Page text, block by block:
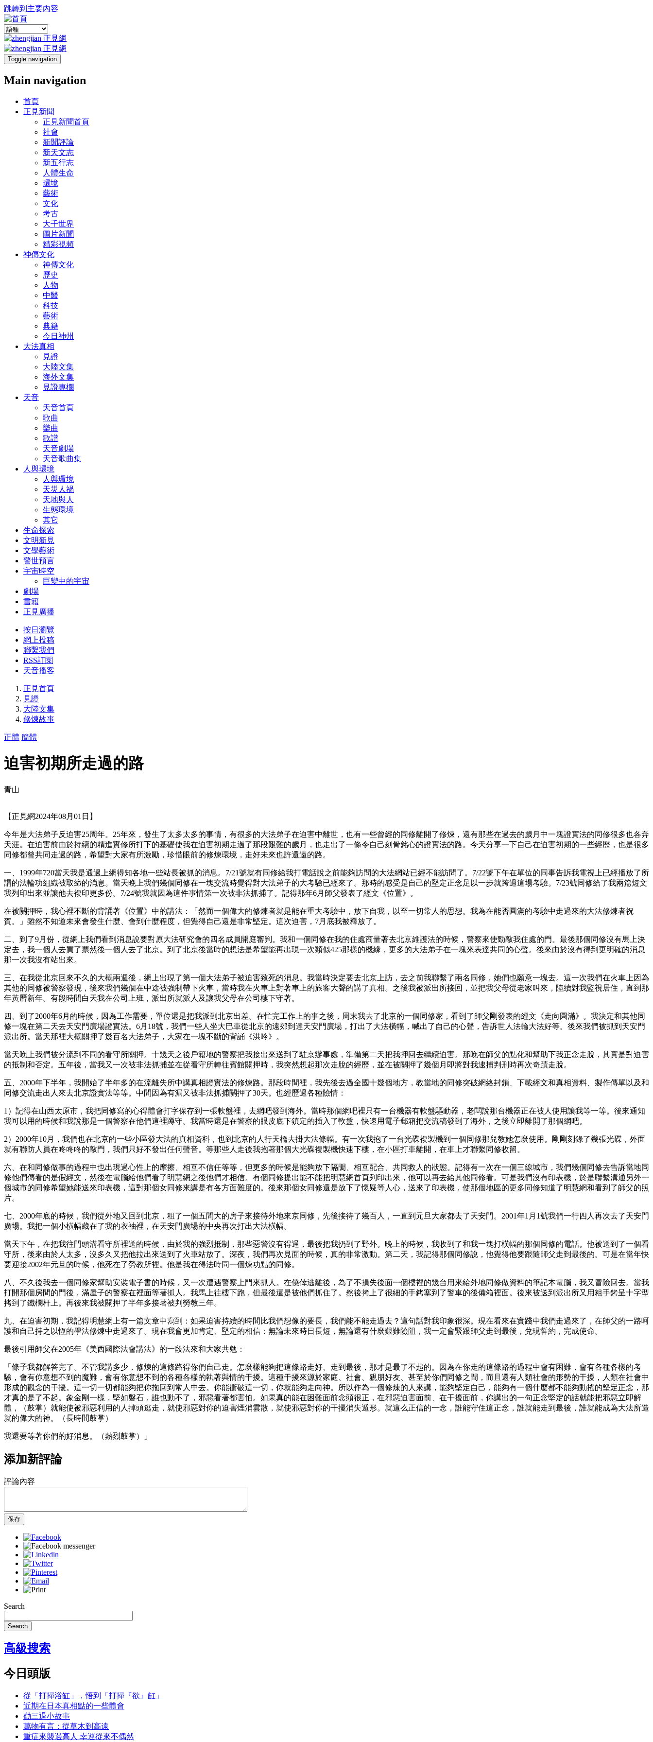
跳轉到主要內容
Toggle navigation
Main navigation
首頁
正見新聞
正見新聞首頁
社會
新聞評論
新天文志
新五行志
人體生命
環境
藝術
文化
考古
大千世界
圖片新聞
精彩視頻
神傳文化
神傳文化
歷史
人物
中醫
科技
藝術
典籍
今日神州
大法真相
見證
大陸文集
海外文集
見證專欄
天音
天音首頁
歌曲
樂曲
歌譜
天音劇場
天音歌曲集
人與環境
人與環境
天災人禍
天地與人
生態環境
其它
生命探索
文明新見
文學藝術
警世預言
宇宙時空
巨變中的宇宙
劇場
書籍
正見廣播
按日瀏覽
網上投稿
聯繫我們
RSS訂閱
天音播客
正見首頁
見證
大陸文集
修煉故事
正體 簡體
迫害初期所走過的路
青山
【正見網2024年08月01日】
今年是大法弟子反迫害25周年。25年來，發生了太多太多的事情，有很多的大法弟子在迫害中離世，也有一些曾經的同修離開了修煉，還有那些在過去的歲月中一塊證實法的同修很多也各奔
天涯。在迫害前由於持續的精進實修所打下的基礎使我在迫害初期走過了那段艱難的歲月，也走出了一條令自己刻骨銘心的證實法的路。今天分享一下自己在迫害初期的一些經歷，也是很多
同修都曾共同走過的路，希望對大家有所激勵，珍惜眼前的修煉環境，走好未來也許還遠的路。
一、1999年720當天我是通過上網得知各地一些站長被抓的消息。7/21號就有同修給我打電話說之前能夠訪問的大法網站已經不能訪問了。7/22號下午在單位的同事告訴我電視上已經播放了所
謂的法輪功組織被取締的消息。當天晚上我們幾個同修在一塊交流時覺得對大法弟子的大考驗已經來了。那時的感受是自己的堅定正念足以一步就跨過這場考驗。7/23號同修給了我兩篇短文
我列印出來並讓他去複印更多份。7/24號我就因為這件事情第一次被非法抓捕了。記得那年6月師父發表了經文《位置》。
在被關押時，我心裡不斷的背誦著《位置》中的講法：「然而一個偉大的修煉者就是能在重大考驗中，放下自我，以至一切常人的思想。我為在能否圓滿的考驗中走過來的大法修煉者祝
賀。」雖然不知道未來會發生什麼、會到什麼程度，但覺得自己還是非常堅定。這次迫害，7月底我被釋放了。
二、到了9月份，從網上我們看到消息說要對原大法研究會的四名成員開庭審判。我和一個同修在我的住處商量著去北京維護法的時候，警察來使勁敲我住處的門。最後那個同修沒有馬上決
定去，我一個人去買了票然後一個人去了北京。到了北京後當時的想法是希望能再出現一次類似425那樣的機緣，更多的大法弟子在一塊來表達共同的心聲。後來由於沒有得到更明確的消息
那一次我沒有站出來。
三、在我從北京回來不久的大概兩週後，網上出現了第一個大法弟子被迫害致死的消息。我當時決定要去北京上訪，去之前我聯繫了兩名同修，她們也願意一塊去。這一次我們在火車上因為
其他的同修被警察發現，後來我們幾個在中途被強制帶下火車，當時我在火車上對著車上的旅客大聲的講了真相。之後我被派出所接回，並把我父母從老家叫來，陸續對我監視居住，直到那
年黃曆新年。有段時間白天我在公司上班，派出所就派人及讓我父母在公司樓下守著。
四、到了2000年6月的時候，因為工作需要，單位還是把我派到北京出差。在忙完工作上的事之後，周末我去了北京的一個同修家，看到了師父剛發表的經文《走向圓滿》。我決定和其他同
修一塊在第二天去天安門廣場證實法。6月18號，我們一些人坐大巴車從北京的遠郊到達天安門廣場，打出了大法橫幅，喊出了自己的心聲，告訴世人法輪大法好等。後來我們被抓到天安門
派出所。當天那裡大概關押了幾百名大法弟子，大家在一塊不斷的背誦《洪吟》。
當天晚上我們被分流到不同的看守所關押。十幾天之後戶籍地的警察把我接出來送到了駐京辦事處，準備第二天把我押回去繼續迫害。那晚在師父的點化和幫助下我正念走脫，其實是對迫害
的抵制和否定。五年後，當我又一次被非法抓捕並在從看守所轉往賓館關押時，我突然想起那次走脫的經歷，並在被關押了幾個月即將對我逮捕判刑時再次奇蹟走脫。
五、2000年下半年，我開始了半年多的在流離失所中講真相證實法的修煉路。那段時間裡，我先後去過全國十幾個地方，教當地的同修突破網絡封鎖、下載經文和真相資料、製作傳單以及和
同修交流走出人來去北京證實法等等。中間因為有漏又被非法抓捕關押了30天。也經歷過各種險情：
1）記得在山西太原市，我把同修寫的心得體會打字保存到一張軟盤裡，去網吧發到海外。當時那個網吧裡只有一台機器有軟盤驅動器，老闆說那台機器正在被人使用讓我等一等。後來通知
我可以用的時候和我說那是一個警察在他們這裡蹲守。我當時還是在警察的眼皮底下鎮定的插入了軟盤，快速用電子郵箱把交流稿發到了海外，之後立即離開了那個網吧。
2）2000年10月，我們也在北京的一些小區發大法的真相資料，也到北京的人行天橋去掛大法條幅。有一次我抱了一台光碟複製機到一個同修那兒教她怎麼使用。剛剛刻錄了幾張光碟，外面
就有聯防人員在咚咚咚的敲門，我們只好不發出任何聲音。等那些人走後我抱著那個大光碟複製機快速下樓，在小區打車離開，在車上才聯繫同修收留。
六、在和同修做事的過程中也出現過心性上的摩擦、相互不信任等等，但更多的時候是能夠放下隔閡、相互配合、共同救人的狀態。記得有一次在一個三線城市，我們幾個同修去告訴當地同
修他們傳看的是假經文，然後在電腦給他們看了明慧網之後他們才相信。有個同修提出能不能把明慧網首頁列印出來，他可以再去給其他同修看。可是我們沒有印表機，於是聯繫溝通另外一
個城市的同修希望她能送來印表機，這對那個女同修來講是有各方面難度的。後來那個女同修還是放下了懷疑等人心，送來了印表機，使那個地區的更多同修知道了明慧網和看到了師父的照
片。
七、2000年底的時候，我們從外地又回到北京，租了一個五間大的房子來接待外地來京同修，先後接待了幾百人，一直到元旦大家都去了天安門。2001年1月1號我們一行四人再次去了天安門
廣場。我把一個小橫幅藏在了我的衣袖裡，在天安門廣場的中央再次打出大法橫幅。
當天下午，在把我往門頭溝看守所裡送的時候，由於我的強烈抵制，那些惡警沒有得逞，最後把我扔到了野外。晚上的時候，我收到了和我一塊打橫幅的那個同修的電話。他被送到了一個看
守所，後來由於人太多，沒多久又把他拉出來送到了火車站放了。深夜，我們再次見面的時候，真的非常激動。第二天，我記得那個同修說，他覺得他要跟隨師父走到最後的。可是在當年快
要迎接2002年元旦的時候，他死在了勞教所裡。他是我在得法時同一個煉功點的同修。
八、不久後我去一個同修家幫助安裝電子書的時候，又一次遭遇警察上門來抓人。在僥倖逃離後，為了不損失後面一個樓裡的幾台用來給外地同修做資料的筆記本電腦，我又冒險回去。當我
打開那個房間的門後，滿屋子的警察在裡面等著抓人。我馬上往樓下跑，但最後還是被他們抓住了。然後拷上了很細的手銬塞到了警車的後備箱裡面。後來被送到派出所又用粗手銬呈十字型
拷到了鐵欄杆上。再後來我被關押了半年多接著被判勞教三年。
九、在迫害初期，我記得明慧網上有一篇文章中寫到：如果迫害持續的時間比我們想像的要長，我們能不能走過去？這句話對我印象很深。現在看來在實踐中我們走過來了，在師父的一路呵
護和自己持之以恆的學法修煉中走過來了。現在我會更加肯定、堅定的相信：無論未來時日長短，無論還有什麼艱難險阻，我一定會緊跟師父走到最後，兌現誓約，完成使命。
最後引用師父在2005年《美西國際法會講法》的一段法來和大家共勉：
「條子我都解答完了。不管我講多少，修煉的這條路得你們自己走。怎麼樣能夠把這條路走好、走到最後，那才是最了不起的。因為在你走的這條路的過程中會有困難，會有各種各樣的考
驗，會有你意想不到的魔難，會有你意想不到的各種各樣的執著與情的干擾。這種干擾來源於家庭、社會、親朋好友、甚至於你們同修之間，而且還有人類社會的形勢的干擾，人類在社會中
形成的觀念的干擾。這一切一切都能夠把你拖回到常人中去。你能衝破這一切，你就能夠走向神。所以作為一個修煉的人來講，能夠堅定自己，能夠有一個什麼都不能夠動搖的堅定正念，那
才真的是了不起。象金剛一樣，堅如磐石，誰也動不了，邪惡看著都害怕。如果真的能在困難面前念頭很正，在邪惡迫害面前、在干擾面前，你講出的一句正念堅定的話就能把邪惡立即解
體，（鼓掌）就能使被邪惡利用的人掉頭逃走，就使邪惡對你的迫害煙消雲散，就使邪惡對你的干擾消失遁形。就這么正信的一念，誰能守住這正念，誰就能走到最後，誰就能成為大法所造
就的偉大的神。（長時間鼓掌）
我還要等著你們的好消息。（熱烈鼓掌）」
添加新評論
評論內容
保存
Search
Search
高級搜索
今日頭版
從「打掃浴缸」，悟到「打掃『欲』缸」
近期在日本真相點的一些體會
勸三退小故事
萬物有言：從草木到高遠
重症來襲遇高人 幸運從來不偶然